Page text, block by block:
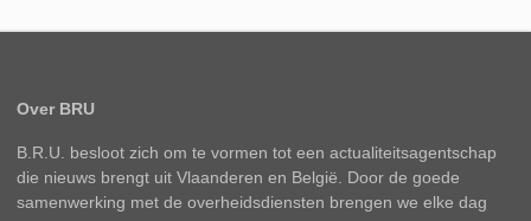
Over BRU
B.R.U. besloot zich om te vormen tot een actualiteitsagentschap
die nieuws brengt uit Vlaanderen en België. Door de goede
samenwerking met de overheidsdiensten brengen we elke dag